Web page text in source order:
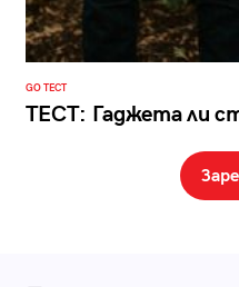
GO ТЕСТ
ТЕСТ: Гаджета ли